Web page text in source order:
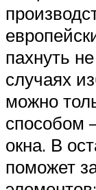
пахнуть
случаях
можно
способом
окна. В
поможет